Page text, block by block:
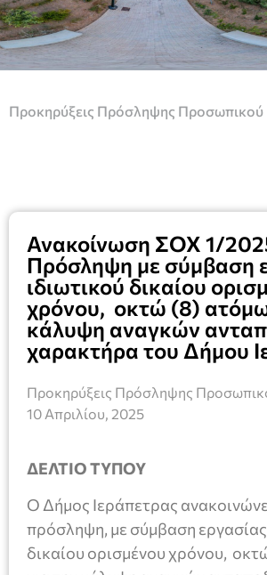
Προκηρύξεις Πρόσληψης Προσωπικού
Ανακοίνωση ΣΟΧ 1/
Πρόσληψη με σύμβαση
ιδιωτικού δικαίου
χρόνου, οκτώ (8)
κάλυψη αναγκών
χαρακτήρα του Δήμου
Προκηρύξεις Πρόσληψης
10 Απριλίου, 2025
ΔΕΛΤΙΟ ΤΥΠΟΥ
Ο Δήμος Ιεράπετρας
πρόσληψη, με σύμβαση εργασίας
δικαίου ορισμένου χρόνου,